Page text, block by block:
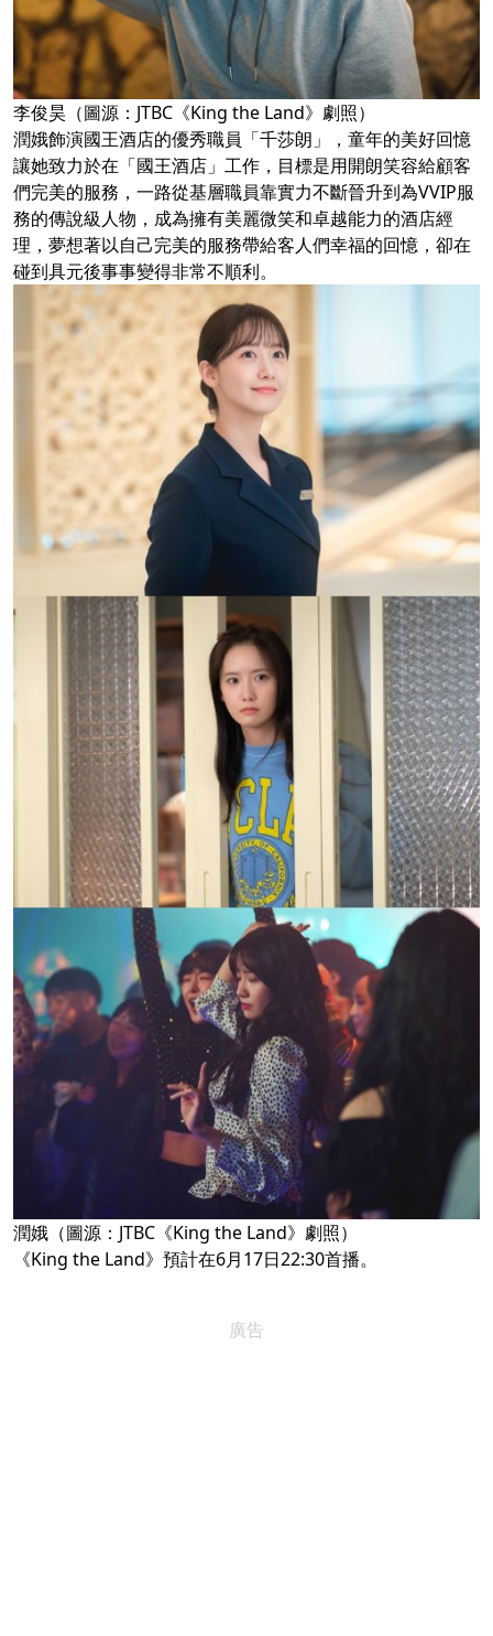
李俊昊（圖源：JTBC《King the Land》劇照）
潤娥飾演國王酒店的優秀職員「千莎朗」，童年的美好回憶
讓她致力於在「國王酒店」工作，目標是用開朗笑容給顧客
們完美的服務，一路從基層職員靠實力不斷晉升到為VVIP服
務的傳說級人物，成為擁有美麗微笑和卓越能力的酒店經
理，夢想著以自己完美的服務帶給客人們幸福的回憶，卻在
碰到具元後事事變得非常不順利。
潤娥（圖源：JTBC《King the Land》劇照）
《King the Land》預計在6月17日22:30首播。
廣告